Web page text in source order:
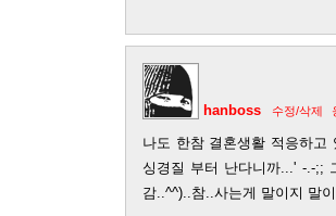
hanboss 수정/삭제
나도 한참 결혼생활 적응하
싱경질 부터 난다니까...' -.-;;
감..^^)..참..사는게 말이지 말이